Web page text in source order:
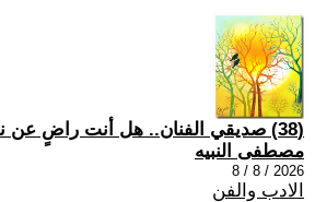
(38) صديقي الفنان.. هل أنت راضٍ عن نفسك؟
مصطفى النبيه
2026 / 8 / 8
الادب والفن